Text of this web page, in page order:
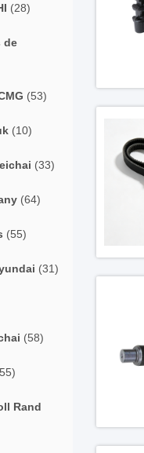
(28)
de
(53)
(10)
(33)
(64)
(55)
(31)
(58)
Rand